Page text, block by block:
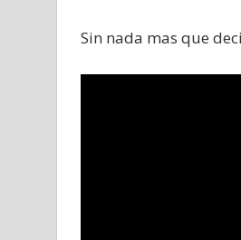
Sin nada mas que